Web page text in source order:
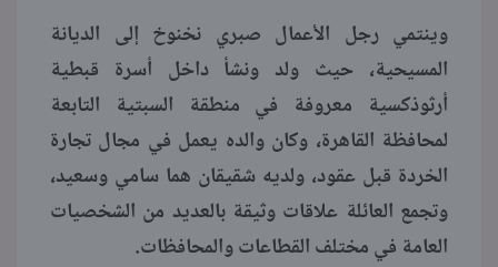
وينتمي رجل الأعمال صبري نخنوخ إلى الديانة
المسيحية، حيث ولد ونشأ داخل أسرة قبطية
أرثوذكسية معروفة في منطقة السبتية التابعة
لمحافظة القاهرة، وكان والده يعمل في مجال تجارة
الخردة قبل عقود، ولديه شقيقان هما سامي وسعيد،
وتجمع العائلة علاقات وثيقة بالعديد من الشخصيات
العامة في مختلف القطاعات والمحافظات.